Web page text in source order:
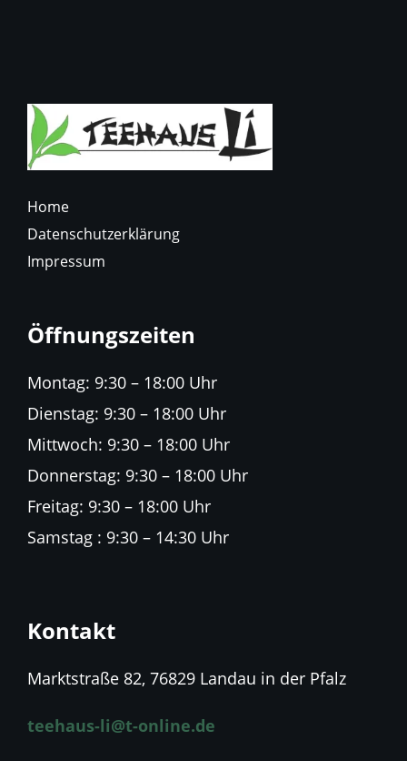
Home
Datenschutzerklärung
Impressum
Öffnungszeiten
Montag: 9:30 – 18:00 Uhr
Dienstag: 9:30 – 18:00 Uhr
Mittwoch: 9:30 – 18:00 Uhr
Donnerstag: 9:30 – 18:00 Uhr
Freitag: 9:30 – 18:00 Uhr
Samstag : 9:30 – 14:30 Uhr
Kontakt
Marktstraße 82, 76829 Landau in der Pfalz
teehaus-li@t-online.de